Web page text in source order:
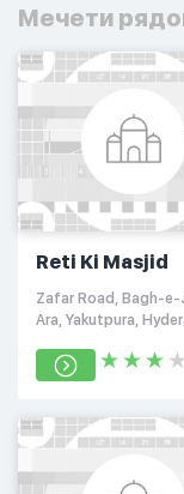
Мечети
Reti Ki Masjid
Zafar Road, Bagh-e-
Ara, Yakutpura,